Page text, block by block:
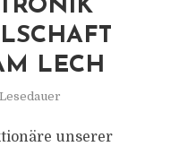
LECH
unserer